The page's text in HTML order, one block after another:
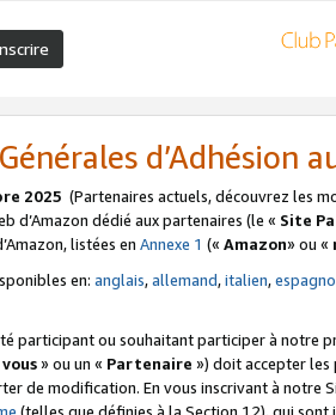
d’Adhésion
2025 (Partenaires actuels, découvrez les
d’Amazon dédié aux partenaires (le « Site
listées en Annexe 1 (« Amazon» ou «
en: anglais,allemand,italien,
participant ou souhaitant participer à notre
vous» ou un « Partenaire ») doit accepter les
de modification. En vous inscrivant à notre